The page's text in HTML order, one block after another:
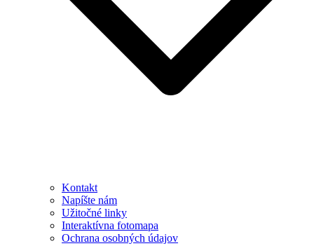
Kontakt
Napíšte nám
Užitočné linky
Interaktívna fotomapa
Ochrana osobných údajov